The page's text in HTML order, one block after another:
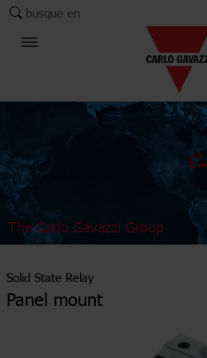
busque en
The Carlo Gavazzi Group
Solid State Relay
Panel mount